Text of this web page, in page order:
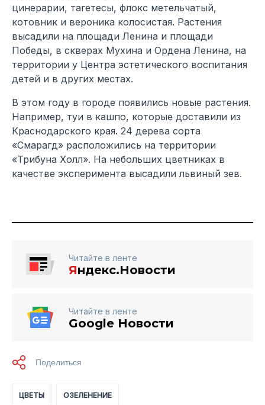
цинерарии, тагетесы, флокс метельчатый,
котовник и вероника колосистая. Растения
высадили на площади Ленина и площади
Победы, в скверах Мухина и Ордена Ленина, на
территории у Центра эстетического воспитания
детей и в других местах.
В этом году в городе появились новые растения.
Например, туи в кашпо, которые доставили из
Краснодарского края. 24 дерева сорта
«Смарагд» расположились на территории
«Трибуна Холл». На небольших цветниках в
качестве эксперимента высадили львиный зев.
Читайте в ленте
Яндекс.Новости
Читайте в ленте
Google Новости
ЦВЕТЫ ОЗЕЛЕНЕНИЕ